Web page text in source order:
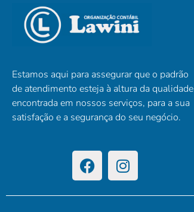
Estamos aqui para assegurar que o padrão
de atendimento esteja à altura da qualidade
encontrada em nossos serviços, para a sua
satisfação e a segurança do seu negócio.